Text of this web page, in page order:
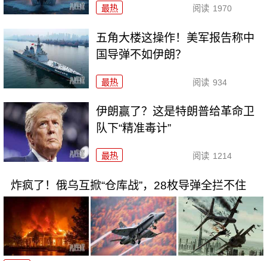
最热 阅读 1970
五角大楼这操作！美军报告称中
国导弹不如伊朗？
最热 阅读 934
伊朗赢了？这是特朗普给革命卫
队下“精准毒计”
最热 阅读 1214
炸疯了！俄乌互掀“仓库战”，28枚导弹全拦不住